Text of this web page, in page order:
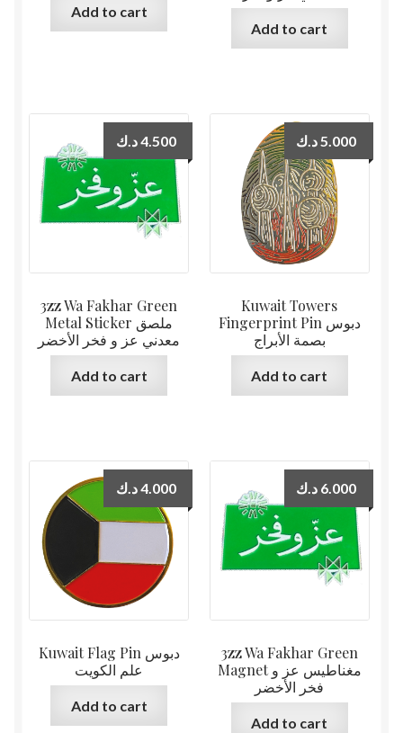
Add to cart
Add to cart
3zz Wa Fakhar Green
Metal Sticker ملصق
معدني عز و فخر الأخضر
4.500د.ك
Add to cart
Kuwait Towers
Fingerprint Pin دبوس
بصمة الأبراج
5.000د.ك
Add to cart
Kuwait Flag Pin دبوس
علم الكويت
4.000د.ك
Add to cart
3zz Wa Fakhar Green
Magnet مغناطيس عز و
فخر الأخضر
6.000 د.ك
Add to cart